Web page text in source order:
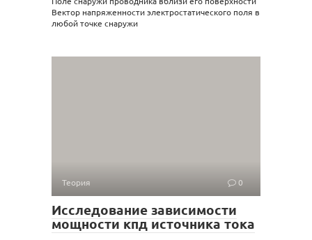
Вектор напряженности электростатического поля в
любой точке снаружи
Теория 0
Исследование зависимости
мощности кпд источника тока